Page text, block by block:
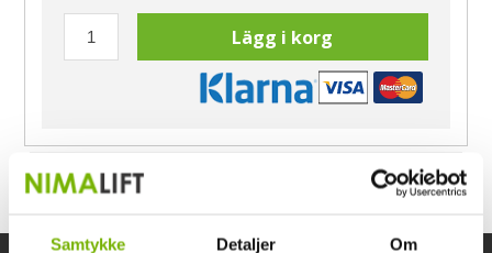
Samtykke Detaljer Om
Lägg i korg
Ring Morten